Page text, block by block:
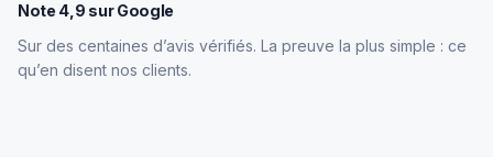
Note 4,9 sur Google
Sur des centaines d’avis vérifiés. La preuve la plus simple : ce
qu’en disent nos clients.